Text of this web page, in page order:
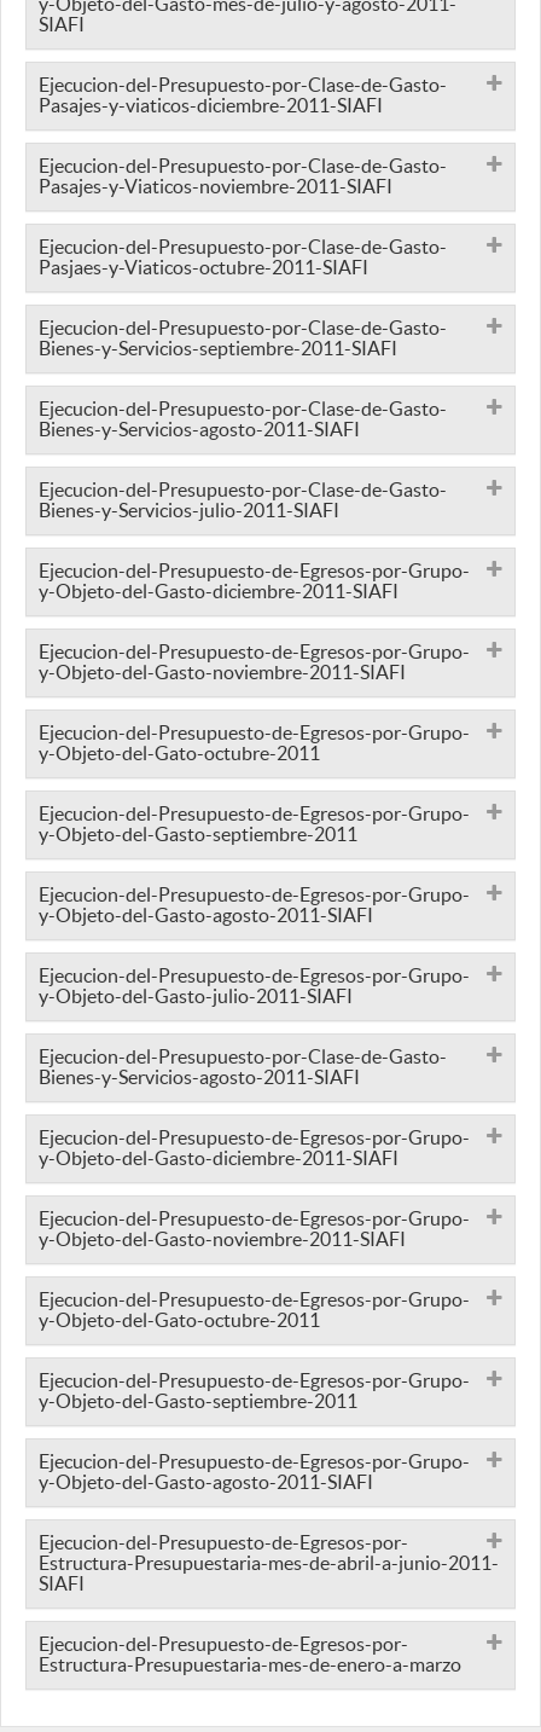
SIAFI
Ejecucion-del-Presupuesto-por-Clase-de-Gasto-
Pasajes-y-viaticos-diciembre-2011-SIAFI
Ejecucion-del-Presupuesto-por-Clase-de-Gasto-
Pasajes-y-Viaticos-noviembre-2011-SIAFI
Ejecucion-del-Presupuesto-por-Clase-de-Gasto-
Pasjaes-y-Viaticos-octubre-2011-SIAFI
Ejecucion-del-Presupuesto-por-Clase-de-Gasto-
Bienes-y-Servicios-septiembre-2011-SIAFI
Ejecucion-del-Presupuesto-por-Clase-de-Gasto-
Bienes-y-Servicios-agosto-2011-SIAFI
Ejecucion-del-Presupuesto-por-Clase-de-Gasto-
Bienes-y-Servicios-julio-2011-SIAFI
Ejecucion-del-Presupuesto-de-Egresos-por-Grupo-
y-Objeto-del-Gasto-diciembre-2011-SIAFI
Ejecucion-del-Presupuesto-de-Egresos-por-Grupo-
y-Objeto-del-Gasto-noviembre-2011-SIAFI
Ejecucion-del-Presupuesto-de-Egresos-por-Grupo-
y-Objeto-del-Gato-octubre-2011
Ejecucion-del-Presupuesto-de-Egresos-por-Grupo-
y-Objeto-del-Gasto-septiembre-2011
Ejecucion-del-Presupuesto-de-Egresos-por-Grupo-
y-Objeto-del-Gasto-agosto-2011-SIAFI
Ejecucion-del-Presupuesto-de-Egresos-por-Grupo-
y-Objeto-del-Gasto-julio-2011-SIAFI
Ejecucion-del-Presupuesto-por-Clase-de-Gasto-
Bienes-y-Servicios-agosto-2011-SIAFI
Ejecucion-del-Presupuesto-de-Egresos-por-Grupo-
y-Objeto-del-Gasto-diciembre-2011-SIAFI
Ejecucion-del-Presupuesto-de-Egresos-por-Grupo-
y-Objeto-del-Gasto-noviembre-2011-SIAFI
Ejecucion-del-Presupuesto-de-Egresos-por-Grupo-
y-Objeto-del-Gato-octubre-2011
Ejecucion-del-Presupuesto-de-Egresos-por-Grupo-
y-Objeto-del-Gasto-septiembre-2011
Ejecucion-del-Presupuesto-de-Egresos-por-Grupo-
y-Objeto-del-Gasto-agosto-2011-SIAFI
Ejecucion-del-Presupuesto-de-Egresos-por-
Estructura-Presupuestaria-mes-de-abril-a-junio-2011-
SIAFI
Ejecucion-del-Presupuesto-de-Egresos-por-
Estructura-Presupuestaria-mes-de-enero-a-marzo